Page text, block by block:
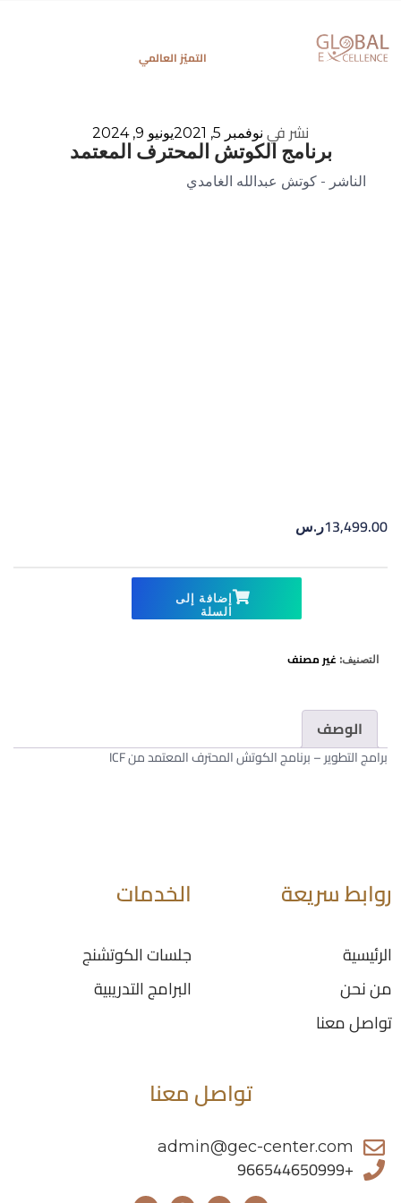
التميّز العالمي
نشر في نوفمبر 5, 2021 يونيو 9, 2024
برنامج الكوتش المحترف المعتمد
الناشر - كوتش عبدالله الغامدي
13,499.00ر.س
إضافة إلى
السلة
التصنيف: غير مصنف
الوصف
برامج التطوير – برنامج الكوتش المحترف المعتمد من ICF
روابط سريعة
الرئيسية
من نحن
تواصل معنا
الخدمات
جلسات الكوتشنج
البرامج التدريبية
تواصل معنا
admin@gec-center.com
+966544650999